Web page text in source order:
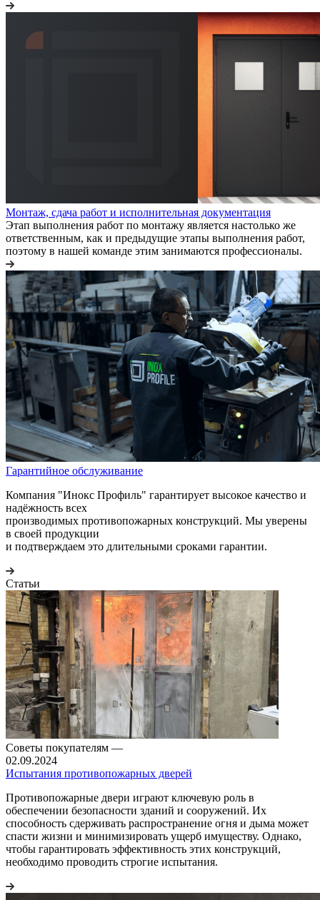
Монтаж, сдача работ и исполнительная документация
Этап выполнения работ по монтажу является настолько же
ответственным, как и предыдущие этапы выполнения работ,
поэтому в нашей команде этим занимаются профессионалы.
Гарантийное обслуживание
Компания "Инокс Профиль" гарантирует высокое качество и
надёжность всех
производимых противопожарных конструкций. Мы уверены
в своей продукции
и подтверждаем это длительными сроками гарантии.
Статьи
Советы покупателям —
02.09.2024
Испытания противопожарных дверей
Противопожарные двери играют ключевую роль в
обеспечении безопасности зданий и сооружений. Их
способность сдерживать распространение огня и дыма может
спасти жизни и минимизировать ущерб имуществу. Однако,
чтобы гарантировать эффективность этих конструкций,
необходимо проводить строгие испытания.